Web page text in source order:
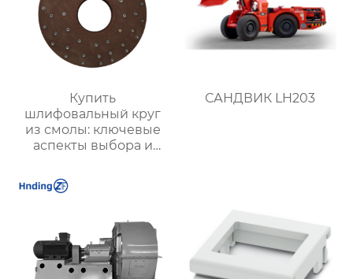
Купить
шлифовальный круг
из смолы: ключевые
аспекты выбора и
САНДВИК LH203